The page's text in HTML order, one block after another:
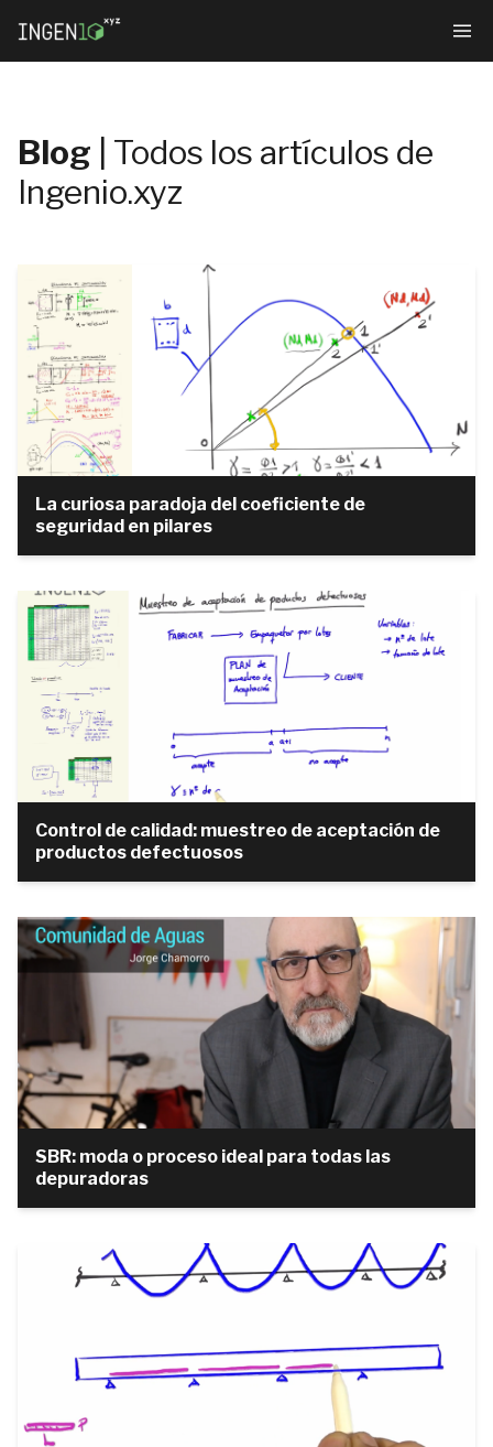
Blog
| Todos los artículos de
Ingenio.xyz
La curiosa paradoja del coeficiente de
seguridad en pilares
Control de calidad: muestreo de aceptación de
productos defectuosos
SBR: moda o proceso ideal para todas las
depuradoras